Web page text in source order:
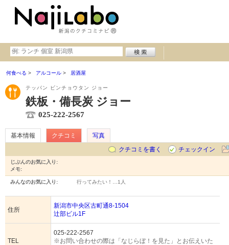
何食べる アルコール 居酒屋
テッパン ビンチョウタン ジョー
鉄板・備長炭 ジョー
025-222-2567
基本情報 クチコミ
写真
クチコミを書く
チェックイン
じぶんのお気に入り:
メモ:
みんなのお気に入り: 行ってみたい！… 1人
住所
新潟市中央区古町通8-1504
辻部ビル1F
TEL
025-222-2567
※お問い合わせの際は「なじらぼ！を見た」とお伝えいた